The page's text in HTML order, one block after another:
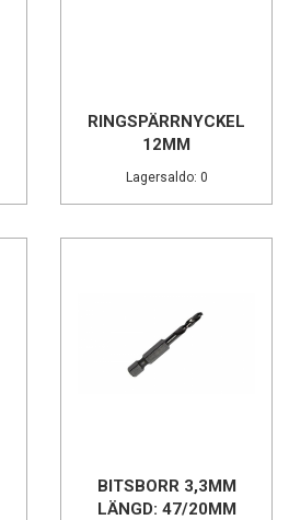
RINGSPÄRRNYCKEL
12MM
Lagersaldo: 0
BITSBORR 3,3MM
LÄNGD: 47/20MM